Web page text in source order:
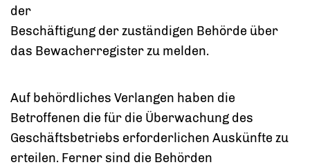
der
Beschäftigung der zuständigen Behörde über
das Bewacherregister zu melden.
Auf behördliches Verlangen haben die
Betroffenen die für die Überwachung des
Geschäftsbetriebs erforderlichen Auskünfte zu
erteilen. Ferner sind die Behörden